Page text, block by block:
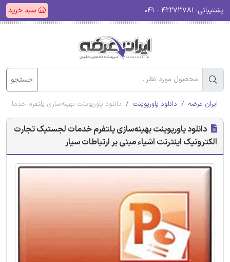
پشتیبانی: سبد خرید
جستجو
ایران عرضه دانلود پاورپوینت دانلود پاورپوینت بهینه‌سازی پلتفرم خدمات
دانلود پاورپوینت بهینه‌سازی پلتفرم خدمات لجستیک تجارت
الکترونیک اینترنت اشیاء مبنی بر ارتباطات سیار